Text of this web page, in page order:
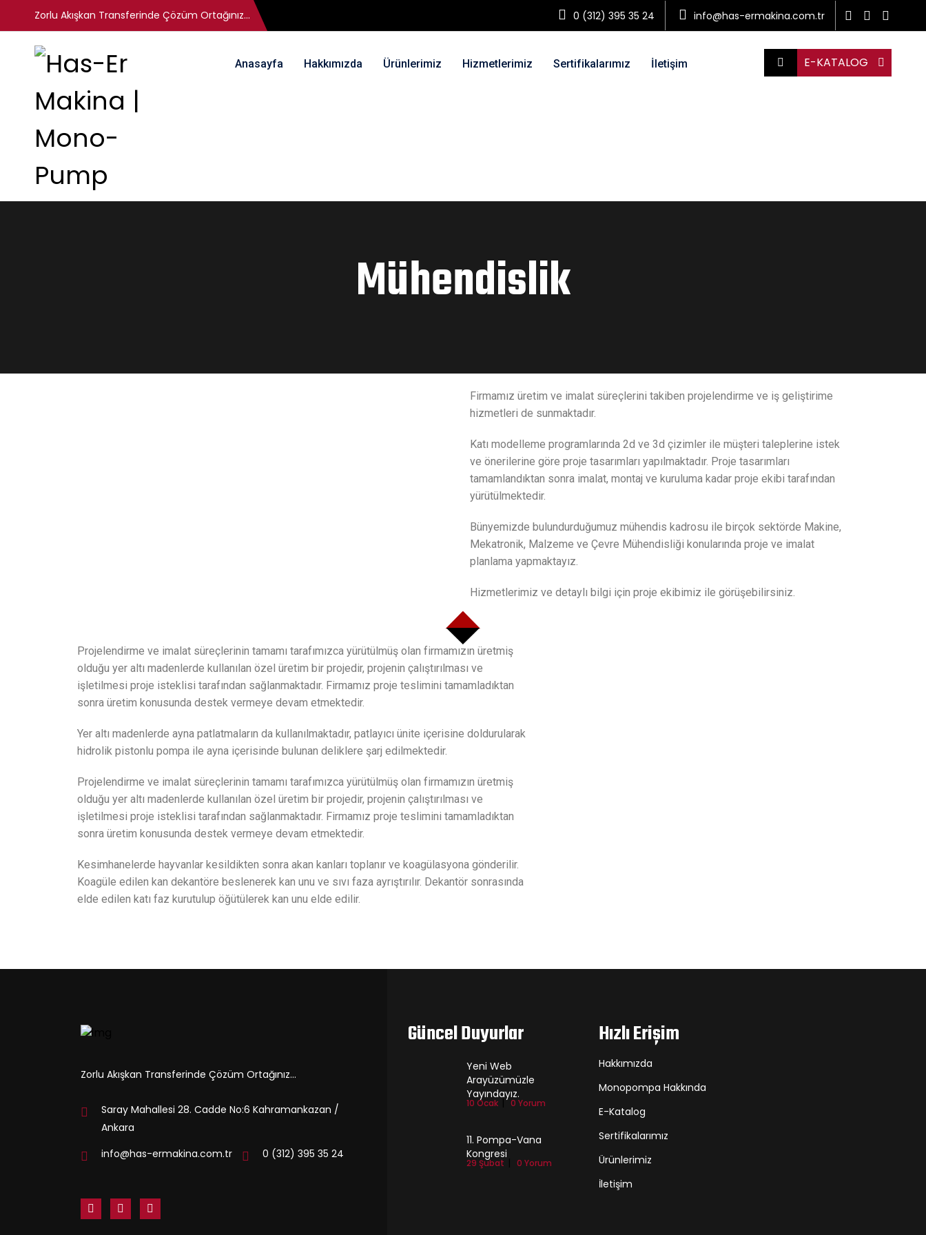
Zorlu Akışkan Transferinde Çözüm Ortağınız... 0 (312) 395 35 24 info@has-ermakina.com.tr
E-KATALOG
Anasayfa Hakkımızda Ürünlerimiz Hizmetlerimiz Sertifikalarımız İletişim
Mühendislik
Firmamız üretim ve imalat süreçlerini takiben projelendirme ve iş geliştirime
hizmetleri de sunmaktadır.
Katı modelleme programlarında 2d ve 3d çizimler ile müşteri taleplerine istek
ve önerilerine göre proje tasarımları yapılmaktadır. Proje tasarımları
tamamlandıktan sonra imalat, montaj ve kuruluma kadar proje ekibi tarafından
yürütülmektedir.
Bünyemizde bulundurduğumuz mühendis kadrosu ile birçok sektörde Makine,
Mekatronik, Malzeme ve Çevre Mühendisliği konularında proje ve imalat
planlama yapmaktayız.
Hizmetlerimiz ve detaylı bilgi için proje ekibimiz ile görüşebilirsiniz.
Projelendirme ve imalat süreçlerinin tamamı tarafımızca yürütülmüş olan firmamızın üretmiş
olduğu yer altı madenlerde kullanılan özel üretim bir projedir, projenin çalıştırılması ve
işletilmesi proje isteklisi tarafından sağlanmaktadır. Firmamız proje teslimini tamamladıktan
sonra üretim konusunda destek vermeye devam etmektedir.
Yer altı madenlerde ayna patlatmaların da kullanılmaktadır, patlayıcı ünite içerisine doldurularak
hidrolik pistonlu pompa ile ayna içerisinde bulunan deliklere şarj edilmektedir.
Projelendirme ve imalat süreçlerinin tamamı tarafımızca yürütülmüş olan firmamızın üretmiş
olduğu yer altı madenlerde kullanılan özel üretim bir projedir, projenin çalıştırılması ve
işletilmesi proje isteklisi tarafından sağlanmaktadır. Firmamız proje teslimini tamamladıktan
sonra üretim konusunda destek vermeye devam etmektedir.
Kesimhanelerde hayvanlar kesildikten sonra akan kanları toplanır ve koagülasyona gönderilir.
Koagüle edilen kan dekantöre beslenerek kan unu ve sıvı faza ayrıştırılır. Dekantör sonrasında
elde edilen katı faz kurutulup öğütülerek kan unu elde edilir.
Zorlu Akışkan Transferinde Çözüm Ortağınız...
Saray Mahallesi 28. Cadde No:6 Kahramankazan /
Ankara
info@has-ermakina.com.tr
0 (312) 395 35 24
Güncel Duyurlar
Yeni Web
Arayüzümüzle
Yayındayız.
10 Ocak 0 Yorum
11. Pompa-Vana
Kongresi
29 Şubat 0 Yorum
Hızlı Erişim
Hakkımızda
Monopompa Hakkında
E-Katalog
Sertifikalarımız
Ürünlerimiz
İletişim